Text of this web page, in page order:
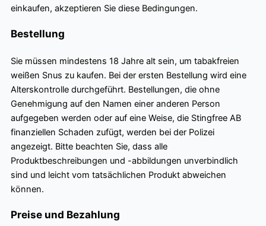
einkaufen, akzeptieren Sie diese Bedingungen.
Bestellung
Sie müssen mindestens 18 Jahre alt sein, um tabakfreien
weißen Snus zu kaufen. Bei der ersten Bestellung wird eine
Alterskontrolle durchgeführt. Bestellungen, die ohne
Genehmigung auf den Namen einer anderen Person
aufgegeben werden oder auf eine Weise, die Stingfree AB
finanziellen Schaden zufügt, werden bei der Polizei
angezeigt. Bitte beachten Sie, dass alle
Produktbeschreibungen und -abbildungen unverbindlich
sind und leicht vom tatsächlichen Produkt abweichen
können.
Preise und Bezahlung